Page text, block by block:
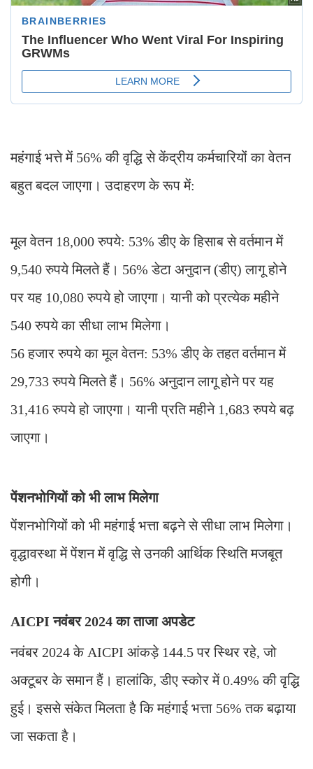
महंगाई भत्ते में 56% की वृद्धि से केंद्रीय कर्मचारियों का वेतन
बहुत बदल जाएगा। उदाहरण के रूप में:
मूल वेतन 18,000 रुपये: 53% डीए के हिसाब से वर्तमान में
9,540 रुपये मिलते हैं। 56% डेटा अनुदान (डीए) लागू होने
पर यह 10,080 रुपये हो जाएगा। यानी को प्रत्येक महीने
540 रुपये का सीधा लाभ मिलेगा।
56 हजार रुपये का मूल वेतन: 53% डीए के तहत वर्तमान में
29,733 रुपये मिलते हैं। 56% अनुदान लागू होने पर यह
31,416 रुपये हो जाएगा। यानी प्रति महीने 1,683 रुपये बढ़
जाएगा।
पेंशनभोगियों को भी लाभ मिलेगा
पेंशनभोगियों को भी महंगाई भत्ता बढ़ने से सीधा लाभ मिलेगा।
वृद्धावस्था में पेंशन में वृद्धि से उनकी आर्थिक स्थिति मजबूत
होगी।
AICPI नवंबर 2024 का ताजा अपडेट
नवंबर 2024 के AICPI आंकड़े 144.5 पर स्थिर रहे, जो
अक्टूबर के समान हैं। हालांकि, डीए स्कोर में 0.49% की वृद्धि
हुई। इससे संकेत मिलता है कि महंगाई भत्ता 56% तक बढ़ाया
जा सकता है।